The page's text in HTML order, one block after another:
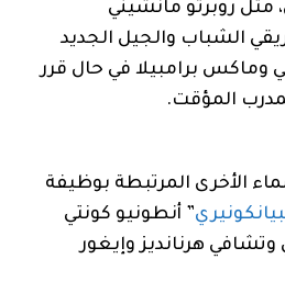
مثل روبرتو مانشيني
الشباب والجيل الجديد
وماكس برامبيلا في حال قرر
المؤقت.
الأخرى المرتبطة بوظيفة
” أنطونيو كونتي
وتشافي هرنانديز وإيغور